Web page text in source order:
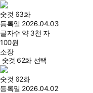
숫것 63화
등록일 2026.04.03
글자수 약 3천 자
100원
소장
숫것 62화 선택
숫것 62화
등록일 2026.04.02